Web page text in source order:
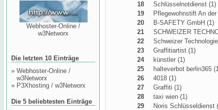
Webhoster-Online /
w3Networx
Die letzten 10 Einträge
» Webhoster-Online /
w3Networx
» P3Xhosting / w3Networx
Die 5 beliebtesten Einträge
18
Schlüsselnotdienst (1)
19
Pflegewohnstift An
20
B-SAFETY GmbH (1)
21
SCHWEIZER
22
Schweizer
23
Graffitiartist (1)
24
künstler (1)
25
halteverbot berlin365
26
4018 (1)
27
Graffiti (1)
28
taxi wien (1)
29
Noris Schlüsseldienst